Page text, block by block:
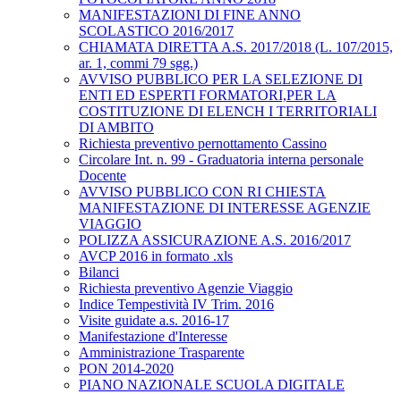
MANIFESTAZIONI DI FINE ANNO
SCOLASTICO 2016/2017
CHIAMATA DIRETTA A.S. 2017/2018 (L. 107/2015,
ar. 1, commi 79 sgg.)
AVVISO PUBBLICO PER LA SELEZIONE DI
ENTI ED ESPERTI FORMATORI,PER LA
COSTITUZIONE DI ELENCH I TERRITORIALI
DI AMBITO
Richiesta preventivo pernottamento Cassino
Circolare Int. n. 99 - Graduatoria interna personale
Docente
AVVISO PUBBLICO CON RI CHIESTA
MANIFESTAZIONE DI INTERESSE AGENZIE
VIAGGIO
POLIZZA ASSICURAZIONE A.S. 2016/2017
AVCP 2016 in formato .xls
Bilanci
Richiesta preventivo Agenzie Viaggio
Indice Tempestività IV Trim. 2016
Visite guidate a.s. 2016-17
Manifestazione d'Interesse
Amministrazione Trasparente
PON 2014-2020
PIANO NAZIONALE SCUOLA DIGITALE